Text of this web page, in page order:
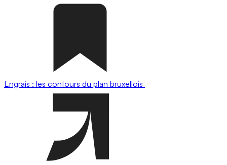
Engrais : les contours du plan bruxellois